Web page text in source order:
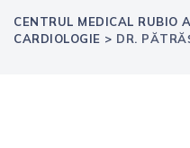
CENTRUL MEDICAL RUBIO
CARDIOLOGIE > DR.